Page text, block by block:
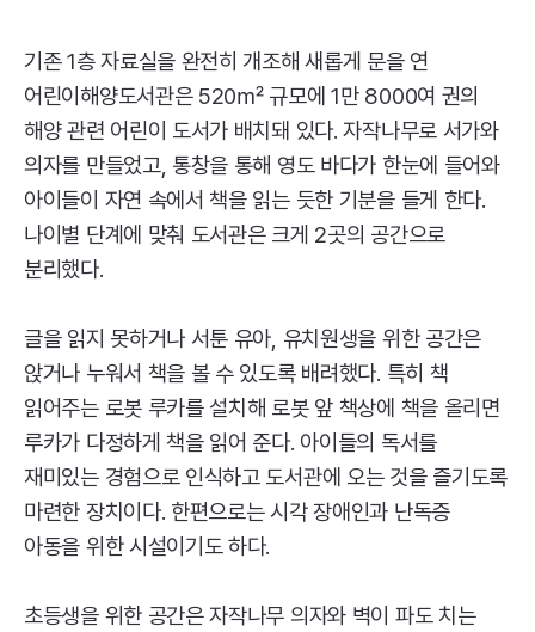
기존 1층 자료실을 완전히 개조해 새롭게 문을 연
어린이해양도서관은 520㎡ 규모에 1만 8000여 권의
해양 관련 어린이 도서가 배치돼 있다. 자작나무로 서가와
의자를 만들었고, 통창을 통해 영도 바다가 한눈에 들어와
아이들이 자연 속에서 책을 읽는 듯한 기분을 들게 한다.
나이별 단계에 맞춰 도서관은 크게 2곳의 공간으로
분리했다.
글을 읽지 못하거나 서툰 유아, 유치원생을 위한 공간은
앉거나 누워서 책을 볼 수 있도록 배려했다. 특히 책
읽어주는 로봇 루카를 설치해 로봇 앞 책상에 책을 올리면
루카가 다정하게 책을 읽어 준다. 아이들의 독서를
재미있는 경험으로 인식하고 도서관에 오는 것을 즐기도록
마련한 장치이다. 한편으로는 시각 장애인과 난독증
아동을 위한 시설이기도 하다.
초등생을 위한 공간은 자작나무 의자와 벽이 파도 치는